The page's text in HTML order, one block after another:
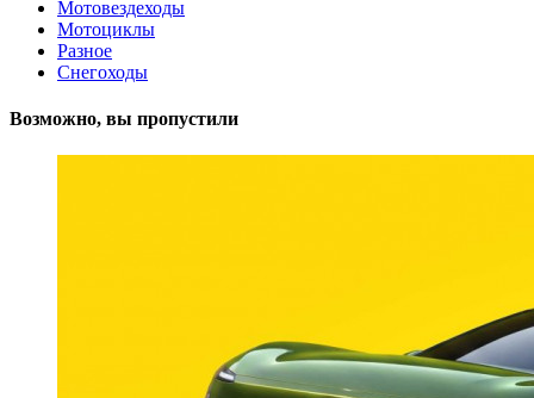
Мотовездеходы
Мотоциклы
Разное
Снегоходы
Возможно, вы пропустили